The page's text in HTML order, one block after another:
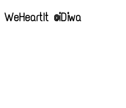
WeHeartIt @iDiwa